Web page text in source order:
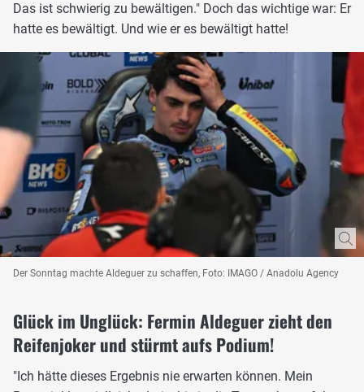
Das ist schwierig zu bewältigen." Doch das wichtige war: Er
hatte es bewältigt. Und wie er es bewältigt hatte!
Der Sonntag machte Aldeguer zu schaffen, Foto: IMAGO / Anadolu Agency
Glück im Unglück: Fermin Aldeguer zieht den
Reifenjoker und stürmt aufs Podium!
"Ich hätte dieses Ergebnis nie erwarten können. Mein